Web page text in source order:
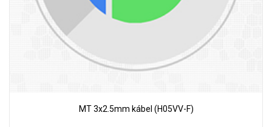
MT 3x2.5mm kábel (H05VV-F)